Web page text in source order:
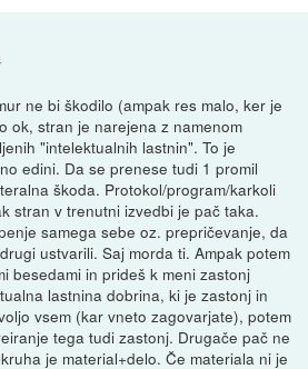
ne bi škodilo (ampak res malo, ker je
ok, stran je narejena z namenom
"intelektualnih lastnin". To je
edini. Da se prenese tudi 1 promil
škoda. Protokol/program/karkoli
stran v trenutni izvedbi je pač taka.
samega sebe oz. prepričevanje, da
ustvarili. Saj morda ti. Ampak potem
besedami in prideš k meni zastonj
lastnina dobrina, ki je zastonj in
vsem (kar vneto zagovarjate), potem
tega tudi zastonj. Drugače pač ne
je material+delo. Če materiala ni je